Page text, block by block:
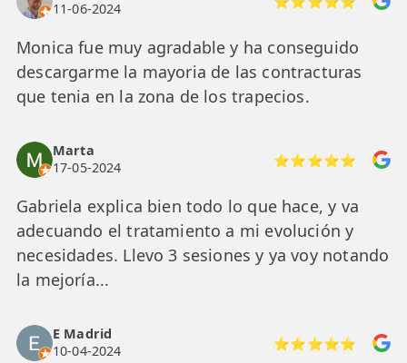
11-06-2024
Monica fue muy agradable y ha conseguido
descargarme la mayoria de las contracturas
que tenia en la zona de los trapecios.
Marta
17-05-2024
⭐⭐⭐⭐⭐
Gabriela explica bien todo lo que hace, y va
adecuando el tratamiento a mi evolución y
necesidades. Llevo 3 sesiones y ya voy notando
la mejoría...
E Madrid
10-04-2024
⭐⭐⭐⭐⭐